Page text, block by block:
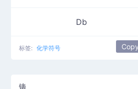
Db
标签: 化学符号
镝